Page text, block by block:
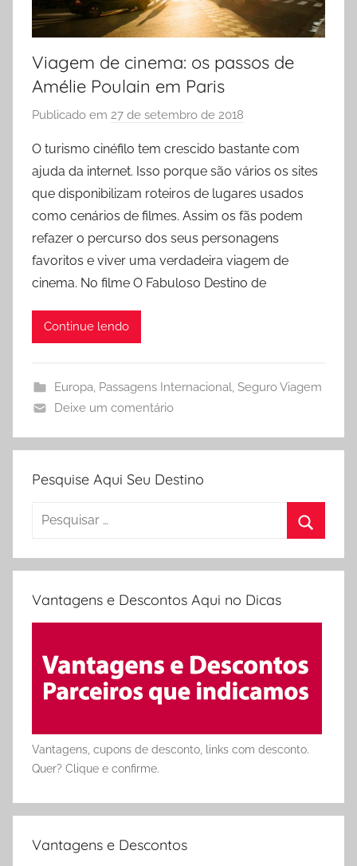
Viagem de cinema: os passos de
Amélie Poulain em Paris
Publicado em 27 de setembro de 2018
r
P
r
i
s
c
y
d
e
O turismo cinéfilo tem crescido bastante com
ajuda da internet. Isso porque são vários os sites
que disponibilizam roteiros de lugares usados
como cenários de filmes. Assim os fãs podem
refazer o percurso dos seus personagens
favoritos e viver uma verdadeira viagem de
cinema. No filme O Fabuloso Destino de
Continue lendo
Europa, Passagens Internacional, Seguro Viagem
Deixe um comentário
Pesquise Aqui Seu Destino
Pesquisar
Vantagens e Descontos Aqui no Dicas
Vantagens, cupons de desconto, links com desconto.
Quer? Clique e confirme.
Vantagens e Descontos